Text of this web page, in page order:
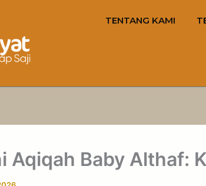
TENTANG KAMI
Aqiqah Baby Althaf: